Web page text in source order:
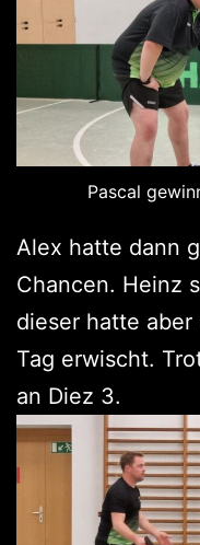
Pascal
Alex hatte dann
Chancen. Heinz
dieser hatte
Tag erwischt.
an Diez 3.